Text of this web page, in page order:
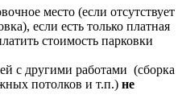
место (если отсутствует
если есть только платная
стоимость парковки
с другими работами (сборка
потолков и т.п.) не